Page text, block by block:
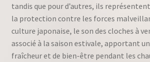
tandis que pour d’autres, ils
la protection contre les forces
culture japonaise, le son des cloches à
associé à la saison estivale, apportant
fraîcheur et de bien-être pendant les